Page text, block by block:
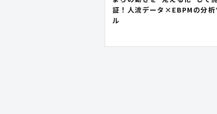
証！人流データ×EBPMの分析
ル